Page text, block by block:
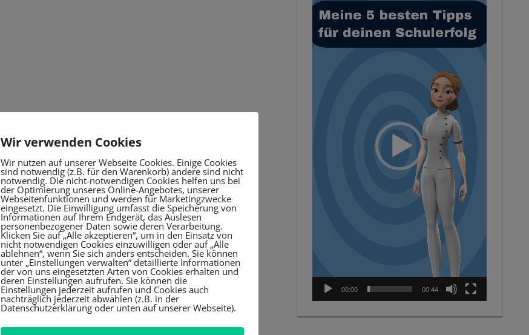
Player
00:00 00:44
Wir verwenden Cookies
Wir nutzen auf unserer Webseite Cookies. Einige Cookies
sind notwendig (z.B. für den Warenkorb) andere sind nicht
notwendig. Die nicht-notwendigen Cookies helfen uns bei
der Optimierung unseres Online-Angebotes, unserer
Webseitenfunktionen und werden für Marketingzwecke
eingesetzt. Die Einwilligung umfasst die Speicherung von
Informationen auf Ihrem Endgerät, das Auslesen
personenbezogener Daten sowie deren Verarbeitung.
Klicken Sie auf „Alle akzeptieren“, um in den Einsatz von
nicht notwendigen Cookies einzuwilligen oder auf „Alle
ablehnen“, wenn Sie sich anders entscheiden. Sie können
unter „Einstellungen verwalten“ detaillierte Informationen
der von uns eingesetzten Arten von Cookies erhalten und
deren Einstellungen aufrufen. Sie können die
Einstellungen jederzeit aufrufen und Cookies auch
nachträglich jederzeit abwählen (z.B. in der
Datenschutzerklärung oder unten auf unserer Webseite).